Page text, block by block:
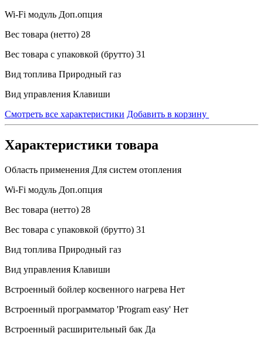
Wi-Fi модуль Доп.опция
Вес товара (нетто) 28
Вес товара с упаковкой (брутто) 31
Вид топлива Природный газ
Вид управления Клавиши
Смотреть все характеристики Добавить в корзину
Характеристики товара
Область применения Для систем отопления
Wi-Fi модуль Доп.опция
Вес товара (нетто) 28
Вес товара с упаковкой (брутто) 31
Вид топлива Природный газ
Вид управления Клавиши
Встроенный бойлер косвенного нагрева Нет
Встроенный программатор 'Program easy' Нет
Встроенный расширительный бак Да